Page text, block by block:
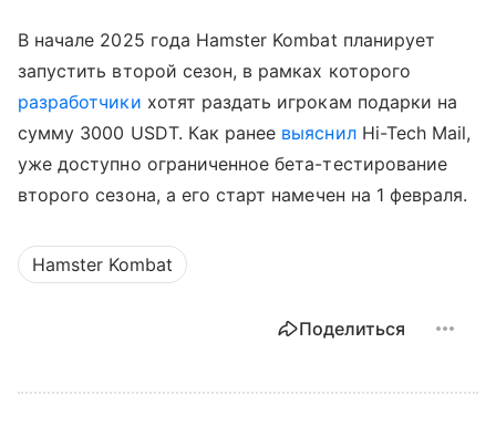
В начале 2025 года Hamster Kombat планирует
запустить второй сезон, в рамках которого
разработчики хотят раздать игрокам подарки на
сумму 3000 USDT. Как ранее выяснилHi-Tech Mail,
уже доступно ограниченное бета-тестирование
второго сезона, а его старт намечен на 1 февраля.
Hamster Kombat
Поделиться